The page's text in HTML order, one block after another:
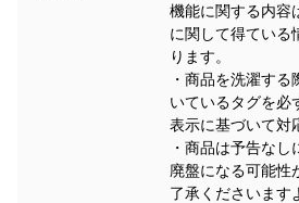
機能に関する内容
に関して得ている
ります。
・商品を洗濯す
いているタグを必
表示に基づいて対
・商品は予告な
廃盤になる可能性
了承くださいます